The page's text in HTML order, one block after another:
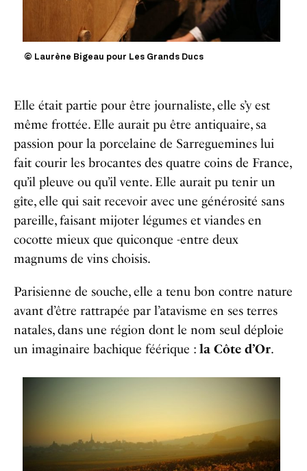
© Laurène Bigeau pour Les Grands Ducs
Elle était partie pour être journaliste, elle s’y est
même frottée. Elle aurait pu être antiquaire, sa
passion pour la porcelaine de Sarreguemines lui
fait courir les brocantes des quatre coins de France,
qu’il pleuve ou qu’il vente. Elle aurait pu tenir un
gîte, elle qui sait recevoir avec une générosité sans
pareille, faisant mijoter légumes et viandes en
cocotte mieux que quiconque -entre deux
magnums de vins choisis.
Parisienne de souche, elle a tenu bon contre nature
avant d’être rattrapée par l’atavisme en ses terres
natales, dans une région dont le nom seul déploie
un imaginaire bachique féérique : la Côte d’Or.